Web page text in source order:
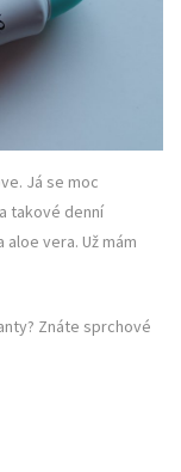
Já se moc
takové denní
aloe vera. Už mám
Znáte sprchové